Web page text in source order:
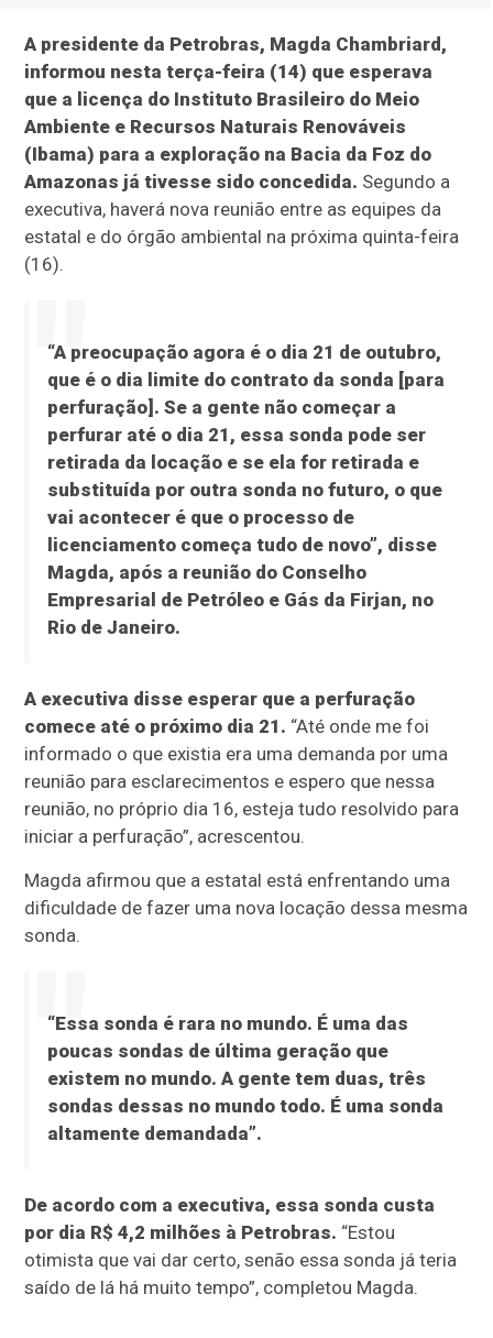
A presidente da Petrobras, Magda Chambriard,
informou nesta terça-feira (14) que esperava
que a licença do Instituto Brasileiro do Meio
Ambiente e Recursos Naturais Renováveis
(Ibama) para a exploração na Bacia da Foz do
Amazonas já tivesse sido concedida. Segundo a
executiva, haverá nova reunião entre as equipes da
estatal e do órgão ambiental na próxima quinta-feira
(16).
“A preocupação agora é o dia 21 de outubro,
que é o dia limite do contrato da sonda [para
perfuração]. Se a gente não começar a
perfurar até o dia 21, essa sonda pode ser
retirada da locação e se ela for retirada e
substituída por outra sonda no futuro, o que
vai acontecer é que o processo de
licenciamento começa tudo de novo”, disse
Magda, após a reunião do Conselho
Empresarial de Petróleo e Gás da Firjan, no
Rio de Janeiro.
A executiva disse esperar que a perfuração
comece até o próximo dia 21. “Até onde me foi
informado o que existia era uma demanda por uma
reunião para esclarecimentos e espero que nessa
reunião, no próprio dia 16, esteja tudo resolvido para
iniciar a perfuração”, acrescentou.
Magda afirmou que a estatal está enfrentando uma
dificuldade de fazer uma nova locação dessa mesma
sonda.
“Essa sonda é rara no mundo. É uma das
poucas sondas de última geração que
existem no mundo. A gente tem duas, três
sondas dessas no mundo todo. É uma sonda
altamente demandada”.
De acordo com a executiva, essa sonda custa
por dia R$ 4,2 milhões à Petrobras. “Estou
otimista que vai dar certo, senão essa sonda já teria
saído de lá há muito tempo”, completou Magda.